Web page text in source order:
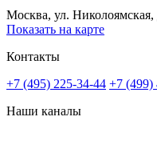
Москва, ул. Николоямская,
Показать на карте
Контакты
+7 (495) 225-34-44 +7 (499)
Наши каналы